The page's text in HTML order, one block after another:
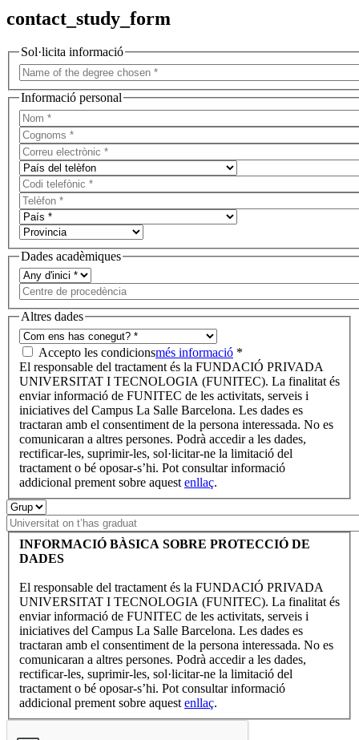
contact_study_form
Sol·licita informació
Informació personal
Dades acadèmiques
Altres dades
Accepto les condicionsmés informació *
El responsable del tractament és la FUNDACIÓ PRIVADA
UNIVERSITAT I TECNOLOGIA (FUNITEC). La finalitat és
enviar informació de FUNITEC de les activitats, serveis i
iniciatives del Campus La Salle Barcelona. Les dades es
tractaran amb el consentiment de la persona interessada. No es
comunicaran a altres persones. Podrà accedir a les dades,
rectificar-les, suprimir-les, sol·licitar-ne la limitació del
tractament o bé oposar-s’hi. Pot consultar informació
addicional prement sobre aquest enllaç.
INFORMACIÓ BÀSICA SOBRE PROTECCIÓ DE
DADES
El responsable del tractament és la FUNDACIÓ PRIVADA
UNIVERSITAT I TECNOLOGIA (FUNITEC). La finalitat és
enviar informació de FUNITEC de les activitats, serveis i
iniciatives del Campus La Salle Barcelona. Les dades es
tractaran amb el consentiment de la persona interessada. No es
comunicaran a altres persones. Podrà accedir a les dades,
rectificar-les, suprimir-les, sol·licitar-ne la limitació del
tractament o bé oposar-s’hi. Pot consultar informació
addicional prement sobre aquest enllaç.